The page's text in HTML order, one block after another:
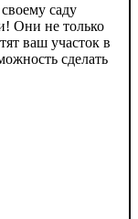
саду
Они не только
ваш участок в
сделать